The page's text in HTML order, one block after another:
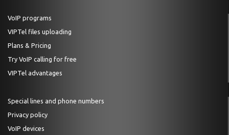
VoIP programs
VIPTel files uploading
Plans & Pricing
Try VoIP calling for free
VIPTel advantages
Special lines and phone numbers
Privacy policy
VoIP devices